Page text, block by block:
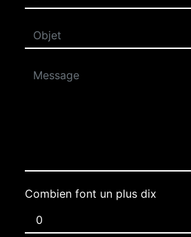
Combien font un plus dix